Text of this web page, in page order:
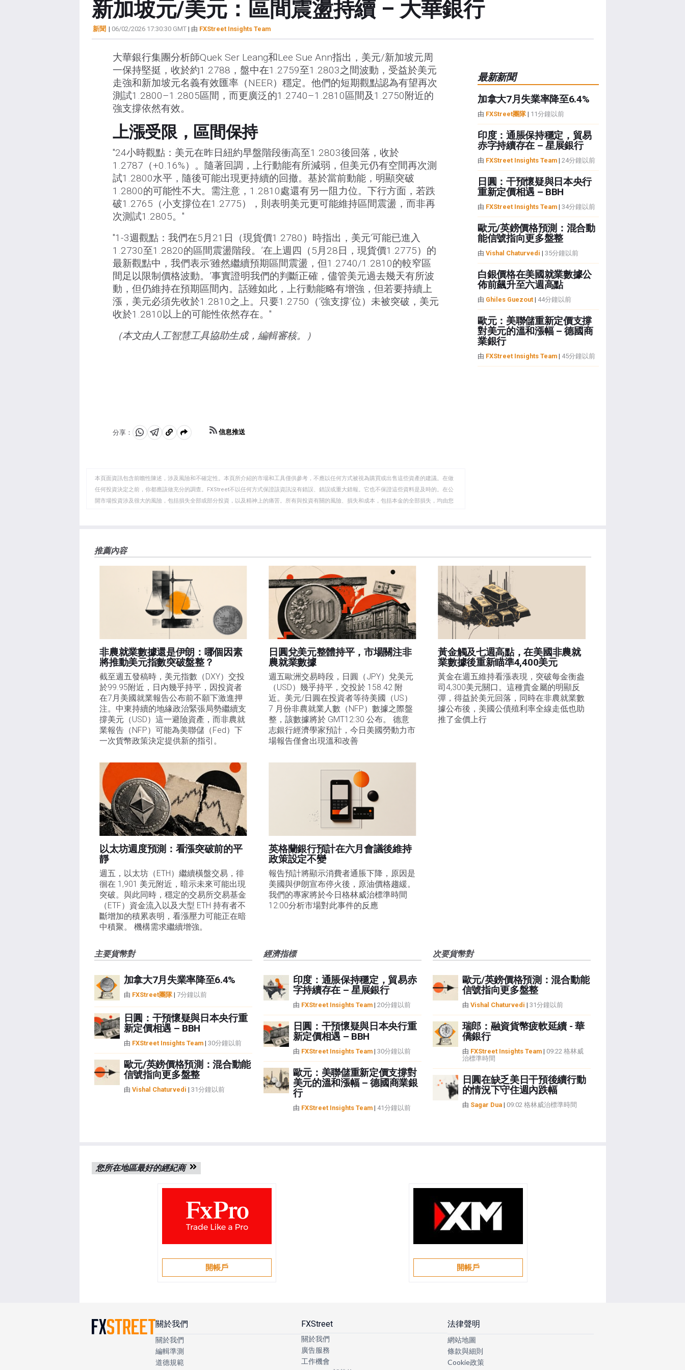
新加坡元/美元：區間震盪持續 – 大華銀行
新聞 | 06/02/2026 17:30:30 GMT| 由 FXStreet Insights Team
大華銀行集團分析師Quek Ser Leang和Lee Sue Ann指出，美元/新加坡元周
一保持堅挺，收於約1.2788，盤中在1.2759至1.2803之間波動，受益於美元
走強和新加坡元名義有效匯率（NEER）穩定。他們的短期觀點認為有望再次
測試1.2800–1.2805區間，而更廣泛的1.2740–1.2810區間及1.2750附近的
強支撐依然有效。
上漲受限，區間保持
"24小時觀點：美元在昨日紐約早盤階段衝高至1.2803後回落，收於
1.2787（+0.16%）。隨著回調，上行動能有所減弱，但美元仍有空間再次測
試1.2800水平，隨後可能出現更持續的回撤。基於當前動能，明顯突破
1.2800的可能性不大。需注意，1.2810處還有另一阻力位。下行方面，若跌
破1.2765（小支撐位在1.2775），則表明美元更可能維持區間震盪，而非再
次測試1.2805。"
"1-3週觀點：我們在5月21日（現貨價1.2780）時指出，美元‘可能已進入
1.2730至1.2820的區間震盪階段。’在上週四（5月28日，現貨價1.2775）的
最新觀點中，我們表示‘雖然繼續預期區間震盪，但1.2740/1.2810的較窄區
間足以限制價格波動。’事實證明我們的判斷正確，儘管美元過去幾天有所波
動，但仍維持在預期區間內。話雖如此，上行動能略有增強，但若要持續上
漲，美元必須先收於1.2810之上。只要1.2750（‘強支撐’位）未被突破，美元
收於1.2810以上的可能性依然存在。"
（本文由人工智慧工具協助生成，編輯審核。）
分享：
分
WhatsApp
分
Telegram
複
剪
貼
板
信息推送
本頁面資訊包含前瞻性陳述，涉及風險和不確定性。本頁所介紹的市場和工具僅供參考，不應以任何方式被視為購買或出售這些資產的建議。在做
任何投資決定之前，你都應該做充分的調查。FXStreet不以任何方式保證該資訊沒有錯誤、錯誤或重大錯報。它也不保證這些資料是及時的。在公
開市場投資涉及很大的風險，包括損失全部或部分投資，以及精神上的痛苦。所有與投資有關的風險、損失和成本，包括本金的全部損失，均由您
FXStreet和作者不提供個性化的建議。作者對該資訊的準確性、完整性或適用性不作任何陳述。FXStreet和作者將不承擔任何錯誤，遺漏或任何損
失，傷害或損害由此資訊及其顯示或使用引起的。錯誤和遺漏除外。本文作者和FXStreet並非註冊投資顧問，本文內容無意提供任何投資建議。
最新新聞
加拿大7月失業率降至6.4%
由 FXStreet團隊| 11分鐘以前
印度：通脹保持穩定，貿易
赤字持續存在 – 星展銀行
由 FXStreet Insights Team| 24分鐘以前
日圓：干預懷疑與日本央行
重新定價相遇 – BBH
由 FXStreet Insights Team| 34分鐘以前
歐元/英鎊價格預測：混合動
能信號指向更多盤整
由 Vishal Chaturvedi | 35分鐘以前
白銀價格在美國就業數據公
佈前飆升至六週高點
由 Ghiles Guezout| 44分鐘以前
歐元：美聯儲重新定價支撐
對美元的溫和漲幅 – 德國商
業銀行
由 FXStreet Insights Team| 45分鐘以前
推薦內容
非農就業數據還是伊朗：哪個因素
將推動美元指數突破盤整？
截至週五發稿時，美元指數（DXY）交投
於99.95附近，日內幾乎持平，因投資者
在7月美國就業報告公布前不願下激進押
注。中東持續的地緣政治緊張局勢繼續支
撐美元（USD）這一避險資產，而非農就
業報告（NFP）可能為美聯儲（Fed）下
一次貨幣政策決定提供新的指引。
日圓兌美元整體持平，市場關注非
農就業數據
週五歐洲交易時段，日圓（JPY）兌美元
（USD）幾乎持平，交投於 158.42 附
近。美元/日圓在投資者等待美國（US）
7 月份非農就業人數（NFP）數據之際盤
整，該數據將於 GMT12:30 公布。 德意
志銀行經濟學家預計，今日美國勞動力市
場報告僅會出現溫和改善
黃金觸及七週高點，在美國非農就
業數據後重新瞄準4,400美元
黃金在週五維持看漲表現，突破每金衡盎
司4,300美元關口。這種貴金屬的明顯反
彈，得益於美元回落，同時在非農就業數
據公布後，美國公債殖利率全線走低也助
推了金價上行
以太坊週度預測：看漲突破前的平
靜
週五，以太坊（ETH）繼續橫盤交易，徘
徊在 1,901 美元附近，暗示未來可能出現
突破。與此同時，穩定的交易所交易基金
（ETF）資金流入以及大型 ETH 持有者不
斷增加的積累表明，看漲壓力可能正在暗
中積聚。 機構需求繼續增強。
英格蘭銀行預計在六月會議後維持
政策設定不變
報告預計將顯示消費者通脹下降，原因是
美國與伊朗宣布停火後，原油價格趨緩。
我們的專家將於今日格林威治標準時間
12:00分析市場對此事件的反應
主要貨幣對
加拿大7月失業率降至6.4%
由 FXStreet團隊| 7分鐘以前
日圓：干預懷疑與日本央行重
新定價相遇 – BBH
由 FXStreet Insights Team| 30分鐘以前
歐元/英鎊價格預測：混合動能
信號指向更多盤整
由 Vishal Chaturvedi | 31分鐘以前
經濟指標
印度：通脹保持穩定，貿易赤
字持續存在 – 星展銀行
由 FXStreet Insights Team| 20分鐘以前
日圓：干預懷疑與日本央行重
新定價相遇 – BBH
由 FXStreet Insights Team| 30分鐘以前
歐元：美聯儲重新定價支撐對
美元的溫和漲幅 – 德國商業銀
行
由 FXStreet Insights Team| 41分鐘以前
次要貨幣對
歐元/英鎊價格預測：混合動能
信號指向更多盤整
由 Vishal Chaturvedi | 31分鐘以前
瑞郎：融資貨幣疲軟延續 - 華
僑銀行
由 FXStreet Insights Team| 09:22 格林威
治標準時間
日圓在缺乏美日干預後續行動
的情況下守住週內跌幅
由 Sagar Dua| 09:02 格林威治標準時間
您所在地區最好的經紀商
開帳戶 開帳戶
關於我們
關於我們
編輯準測
道德規範
FXStreet
關於我們
廣告服務
工作機會
法律聲明
網站地圖
條款與細則
Cookie政策